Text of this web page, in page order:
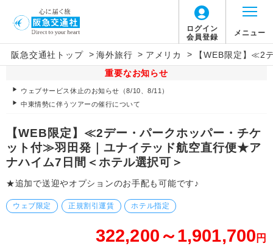
ログイン
会員登録
メニュー
阪急交通社トップ > 海外旅行 > アメリカ >
【WEB限定】≪2
重要なお知らせ
ウェブサービス休止のお知らせ（8/10、8/11）
中東情勢に伴うツアーの催行について
【WEB限定】≪2デー・パークホッパー・チケ
ット付≫羽田発｜ユナイテッド航空直行便★ア
ナハイム7日間＜ホテル選択可＞
★追加で送迎やオプションのお手配も可能です♪
ウェブ限定 正規割引運賃 ホテル指定
322,200～1,901,700 円